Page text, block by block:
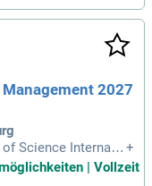
2027
Science Internati
School of Busin
Studi
+
| Vollzeit